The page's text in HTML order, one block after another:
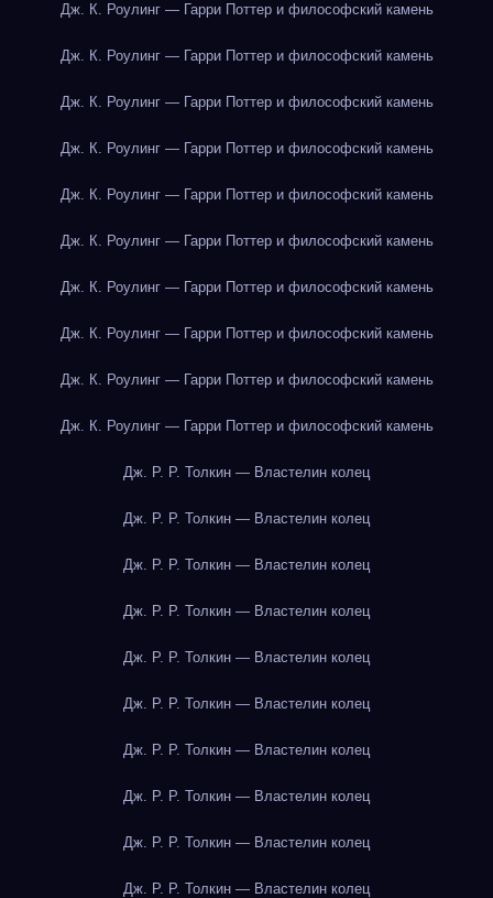
Дж. К. Роулинг — Гарри Поттер и философский камень
Дж. К. Роулинг — Гарри Поттер и философский камень
Дж. К. Роулинг — Гарри Поттер и философский камень
Дж. К. Роулинг — Гарри Поттер и философский камень
Дж. К. Роулинг — Гарри Поттер и философский камень
Дж. К. Роулинг — Гарри Поттер и философский камень
Дж. К. Роулинг — Гарри Поттер и философский камень
Дж. К. Роулинг — Гарри Поттер и философский камень
Дж. К. Роулинг — Гарри Поттер и философский камень
Дж. К. Роулинг — Гарри Поттер и философский камень
Дж. Р. Р. Толкин — Властелин колец
Дж. Р. Р. Толкин — Властелин колец
Дж. Р. Р. Толкин — Властелин колец
Дж. Р. Р. Толкин — Властелин колец
Дж. Р. Р. Толкин — Властелин колец
Дж. Р. Р. Толкин — Властелин колец
Дж. Р. Р. Толкин — Властелин колец
Дж. Р. Р. Толкин — Властелин колец
Дж. Р. Р. Толкин — Властелин колец
Дж. Р. Р. Толкин — Властелин колец